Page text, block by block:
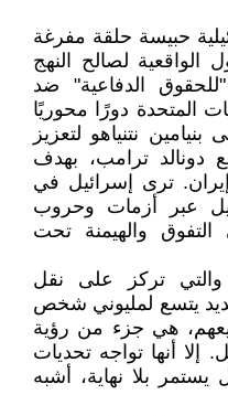
حبيسة حلقة مفرغة
لصالح النهج
الدفاعية" ضد
المتحدة دورًا محوريًا
نتنياهو لتعزيز
دونالد ترامب، بهدف
ترى إسرائيل في
عبر أزمات وحروب
والهيمنة تحت
والتي تركز على نقل
يتسع لمليوني شخص
هي جزء من رؤية
إلا أنها تواجه تحديات
يستمر بلا نهاية، أشبه